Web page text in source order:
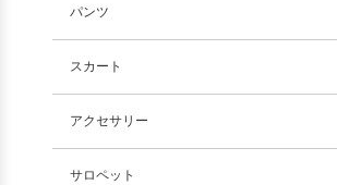
パンツ
スカート
アクセサリー
サロペット